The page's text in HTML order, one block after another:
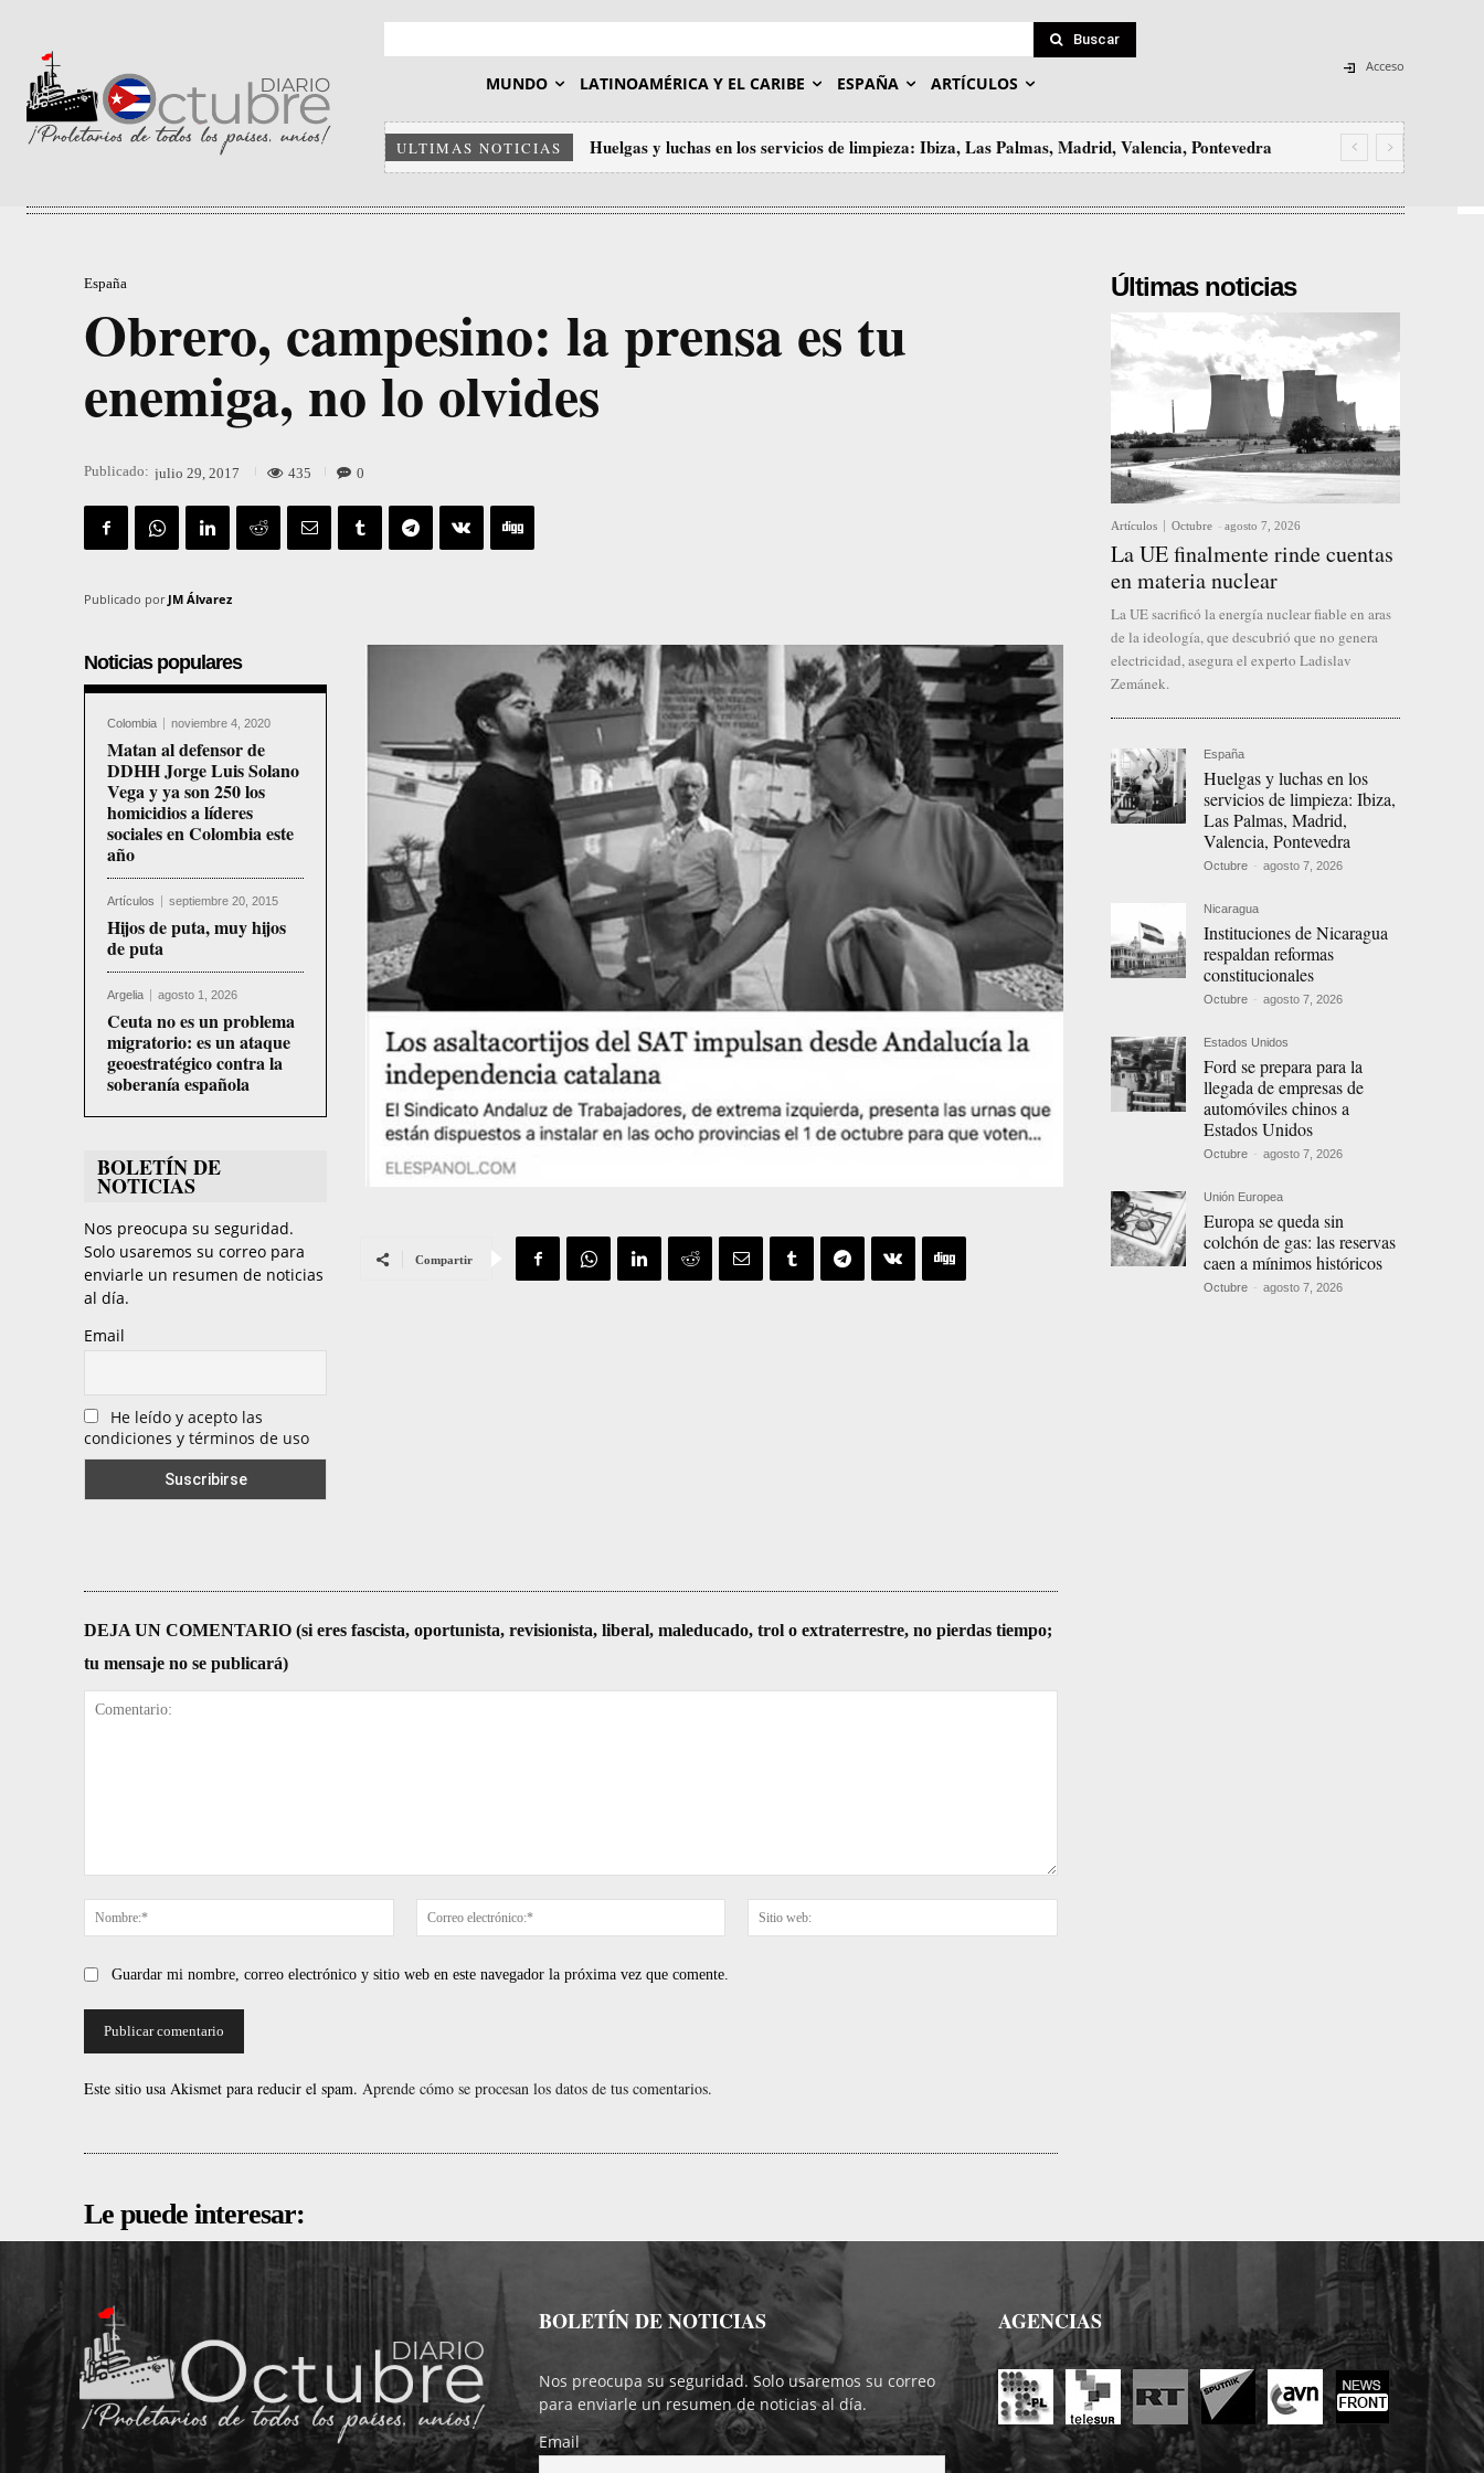
Buscar
MUNDO LATINOAMÉRICA Y EL CARIBE ESPAÑA ARTÍCULOS
Acceso
ULTIMAS NOTICIAS Huelgas y luchas en los servicios de limpieza: Ibiza, Las Palmas, Madrid, Valencia, Pontevedra
España
Obrero, campesino: la prensa es tu
enemiga, no lo olvides
Publicado: julio 29, 2017 435 0
Publicado por JM Álvarez
Noticias populares
Colombia noviembre 4, 2020
Matan al defensor de
DDHH Jorge Luis Solano
Vega y ya son 250 los
homicidios a líderes
sociales en Colombia este
año
Artículos septiembre 20, 2015
Hijos de puta, muy hijos
de puta
Argelia agosto 1, 2026
Ceuta no es un problema
migratorio: es un ataque
geoestratégico contra la
soberanía española
BOLETÍN DE
NOTICIAS
Nos preocupa su seguridad.
Solo usaremos su correo para
enviarle un resumen de noticias
al día.
Email
He leído y acepto las
condiciones y términos de uso
Compartir
DEJA UN COMENTARIO (si eres fascista, oportunista, revisionista, liberal, maleducado, trol o extraterrestre, no pierdas tiempo;
tu mensaje no se publicará)
Nombre:*
Correo
electrónico:*
web:
Guardar mi nombre, correo electrónico y sitio web en este navegador la próxima vez que comente.
Este sitio usa Akismet para reducir el spam. Aprende cómo se procesan los datos de tus comentarios.
Últimas noticias
Artículos Octubre - agosto 7, 2026
La UE finalmente rinde cuentas
en materia nuclear
La UE sacrificó la energía nuclear fiable en aras
de la ideología, que descubrió que no genera
electricidad, asegura el experto Ladislav
Zemánek.
España
Huelgas y luchas en los
servicios de limpieza: Ibiza,
Las Palmas, Madrid,
Valencia, Pontevedra
Octubre - agosto 7, 2026
Nicaragua
Instituciones de Nicaragua
respaldan reformas
constitucionales
Octubre - agosto 7, 2026
Estados Unidos
Ford se prepara para la
llegada de empresas de
automóviles chinos a
Estados Unidos
Octubre - agosto 7, 2026
Unión Europea
Europa se queda sin
colchón de gas: las reservas
caen a mínimos históricos
Octubre - agosto 7, 2026
Le puede interesar:
BOLETÍN DE NOTICIAS
Nos preocupa su seguridad. Solo usaremos su correo
para enviarle un resumen de noticias al día.
Email
AGENCIAS